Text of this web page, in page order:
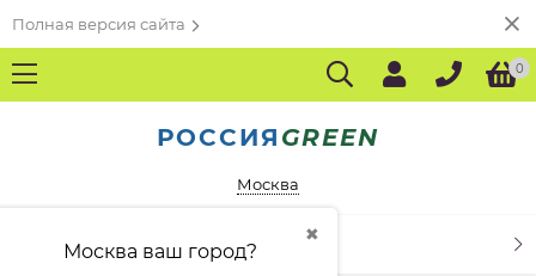
Полная версия сайта
0
РОССИЯ GREEN
Москва
✖
Москва ваш город?
КАТАЛОГ ТОВАРОВ